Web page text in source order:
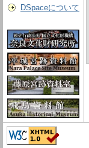
DSpaceについて